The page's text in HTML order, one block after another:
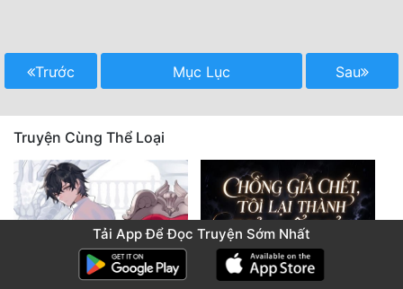
Trước Mục Lục Sau
Truyện Cùng Thể Loại
Tải App Để Đọc Truyện Sớm Nhất